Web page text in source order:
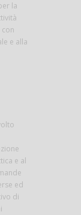
la
con
e alla
e al
ed
di